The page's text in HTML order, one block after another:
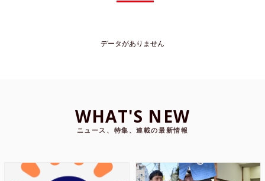
データがありません
WHAT'S NEW
ニュース、特集、連載の最新情報